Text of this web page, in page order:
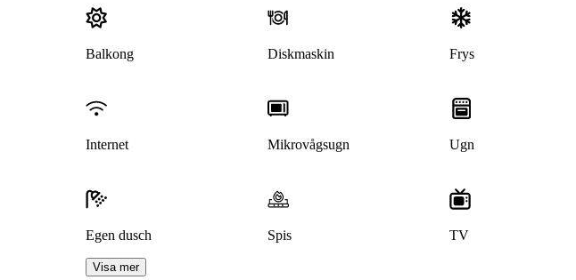
Balkong Diskmaskin Frys
Internet Mikrovågsugn Ugn
Egen dusch Spis TV
Visa mer